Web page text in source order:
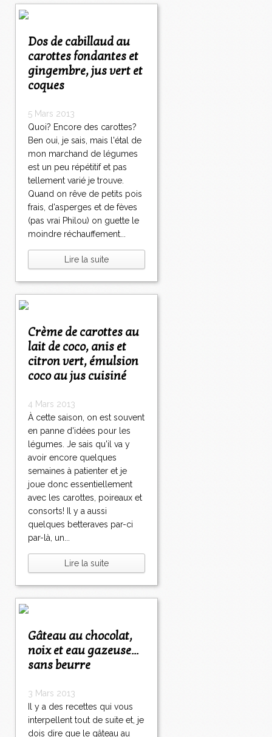
Dos de cabillaud au
carottes fondantes et
gingembre, jus vert et
coques
5 Mars 2013
Quoi? Encore des carottes?
Ben oui, je sais, mais l'étal de
mon marchand de légumes
est un peu répétitif et pas
tellement varié je trouve.
Quand on rêve de petits pois
frais, d'asperges et de fèves
(pas vrai Philou) on guette le
moindre réchauffement...
Lire la suite
Crème de carottes au
lait de coco, anis et
citron vert, émulsion
coco au jus cuisiné
4 Mars 2013
À cette saison, on est souvent
en panne d'idées pour les
légumes. Je sais qu'il va y
avoir encore quelques
semaines à patienter et je
joue donc essentiellement
avec les carottes, poireaux et
consorts! Il y a aussi
quelques betteraves par-ci
par-là, un...
Lire la suite
Gâteau au chocolat,
noix et eau gazeuse...
sans beurre
3 Mars 2013
Il y a des recettes qui vous
interpellent tout de suite et, je
dois dire que le gâteau au